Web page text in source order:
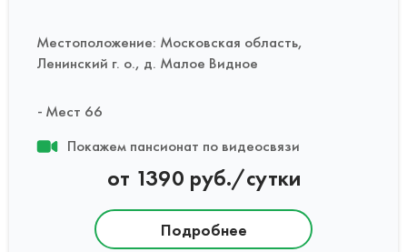
Местоположение: Московская область,
Ленинский г. о., д. Малое Видное
Мест 66
Покажем пансионат по видеосвязи
от 1390 руб./сутки
Подробнее